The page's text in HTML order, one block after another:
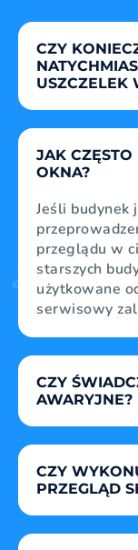
CZY
USZCZELEK
W
Pozwoli to na
pęknięta lub
JAK
OKNA?
Jeśli budynek
przeglądu w
starszych
użytkowane
serwisowy
CZY
AWARYJNE?
PRZYKŁAD:
balkonowych,
szyba.
CZY
PRZEGLĄD